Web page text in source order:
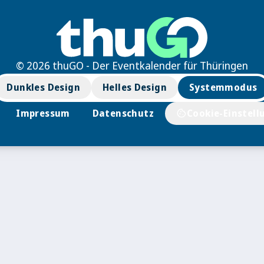
© 2026 thuGO - Der Eventkalender für Thüringen
Dunkles Design Helles Design
Systemmodus
Impressum
Datenschutz